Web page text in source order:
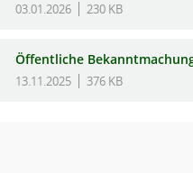
03.01.2026 230 KB
Öffentliche
13.11.2025 376 KB